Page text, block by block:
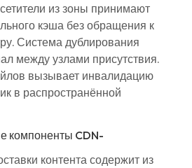
из зоны принимают
кэша без обращения к
Система дублирования
между узлами присутствия.
вызывает инвалидацию
в распространённой
компоненты CDN-
контента содержит из